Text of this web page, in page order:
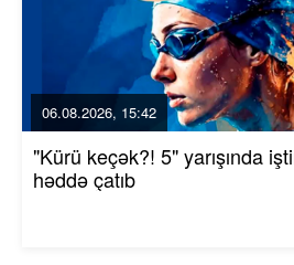
06.08.2026, 15:42
"Kürü keçək?! 5" yarışında
həddə çatıb